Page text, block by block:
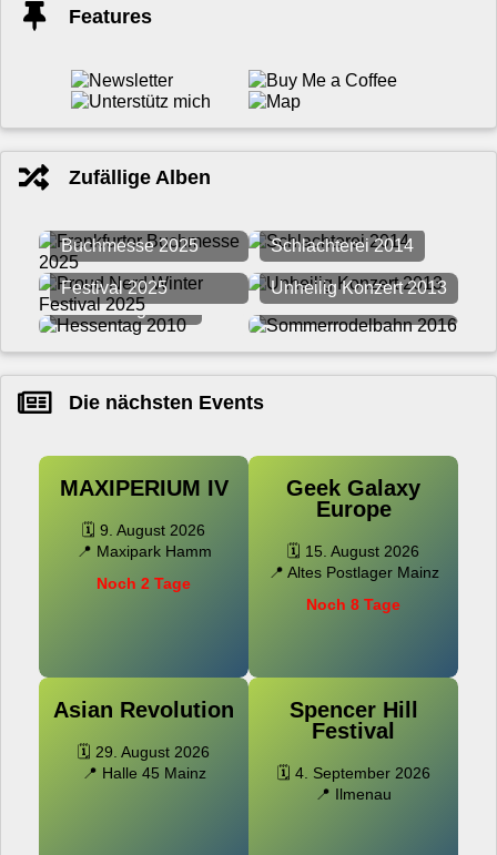
Features
Zufällige Alben
Buchmesse 2025
Schlachterei 2014
Proud Nerd Winter
Festival 2025
Unheilig Konzert 2013
Hessentag 2010
Sommerrodelbahn
2016
Die nächsten Events
MAXIPERIUM IV
🗓️ 9. August 2026
📍 Maxipark Hamm
Noch 2 Tage
Geek Galaxy
Europe
🗓️ 15. August 2026
📍 Altes Postlager Mainz
Noch 8 Tage
Asian Revolution
🗓️ 29. August 2026
📍 Halle 45 Mainz
Spencer Hill
Festival
🗓️ 4. September 2026
📍 Ilmenau